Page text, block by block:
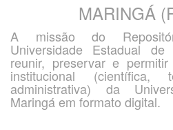
MARINGÁ
A missão do
Universidade Estadual
reunir, preservar e
institucional
administrativa) da
Maringá em formato digital.